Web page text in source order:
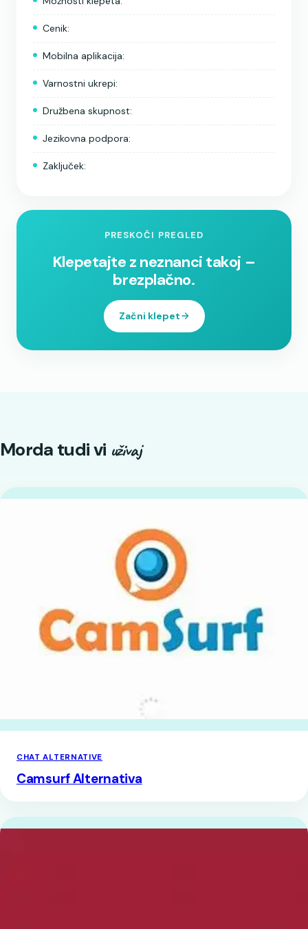
Cenik:
Mobilna aplikacija:
Varnostni ukrepi:
Družbena skupnost:
Jezikovna podpora:
Zaključek:
PRESKOČI PREGLED
Klepetajte z neznanci takoj –
brezplačno.
Začni klepet
Morda tudi vi uživaj
CHAT ALTERNATIVE
Camsurf Alternativa